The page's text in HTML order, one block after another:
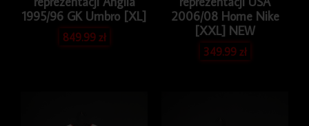
1995/96 GK Umbro [XL]
849.99zł
2006/08 Home Nike
[XXL] NEW
349.99zł